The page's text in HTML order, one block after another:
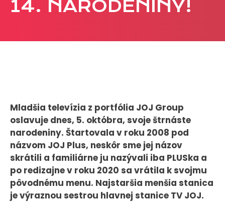
Viac o reklamných formátoch
O NÁS
Tím
Kariéra
PRESS
14. NARODENINY!
Mladšia televízia z portfólia JOJ Group
oslavuje dnes, 5. októbra, svoje štrnáste
narodeniny. Štartovala v roku 2008 pod
názvom JOJ Plus, neskôr sme jej názov
skrátili a familiárne ju nazývali iba PLUSka a
po redizajne v roku 2020 sa vrátila k svojmu
pôvodnému menu. Najstaršia menšia stanica
je výraznou sestrou hlavnej stanice TV JOJ.